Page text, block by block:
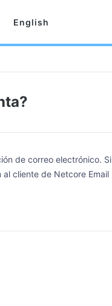
English
de correo electrónico. Si
cliente de Netcore Email